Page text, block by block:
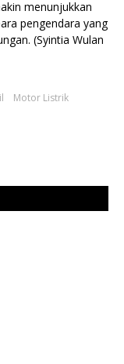
menunjukkan
pengendara yang
(Syintia Wulan
Motor Listrik